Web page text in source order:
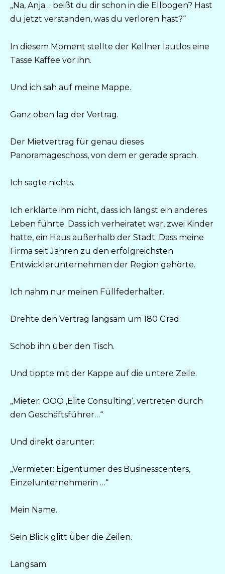
„Na, Anja… beißt du dir schon in die Ellbogen? Hast
du jetzt verstanden, was du verloren hast?“
In diesem Moment stellte der Kellner lautlos eine
Tasse Kaffee vor ihn.
Und ich sah auf meine Mappe.
Ganz oben lag der Vertrag.
Der Mietvertrag für genau dieses
Panoramageschoss, von dem er gerade sprach.
Ich sagte nichts.
Ich erklärte ihm nicht, dass ich längst ein anderes
Leben führte. Dass ich verheiratet war, zwei Kinder
hatte, ein Haus außerhalb der Stadt. Dass meine
Firma seit Jahren zu den erfolgreichsten
Entwicklerunternehmen der Region gehörte.
Ich nahm nur meinen Füllfederhalter.
Drehte den Vertrag langsam um 180 Grad.
Schob ihn über den Tisch.
Und tippte mit der Kappe auf die untere Zeile.
„Mieter: ООО ‚Elite Consulting‘, vertreten durch
den Geschäftsführer…“
Und direkt darunter:
„Vermieter: Eigentümer des Businesscenters,
Einzelunternehmerin …“
Mein Name.
Sein Blick glitt über die Zeilen.
Langsam.